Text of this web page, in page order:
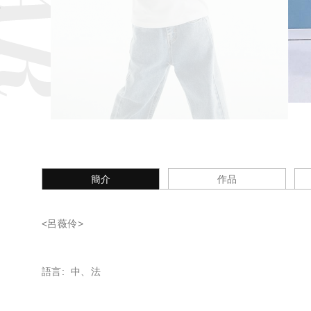
簡介 作品
<呂薇伶>
語言: 中、法